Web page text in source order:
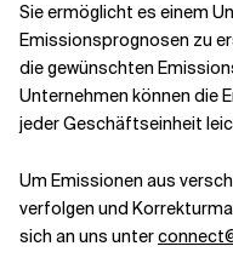
Sie ermöglicht es einem
Emissionsprognosen zu
die gewünschten
Unternehmen können die
jeder Geschäftseinheit
Um Emissionen aus
verfolgen und
sich an uns unter